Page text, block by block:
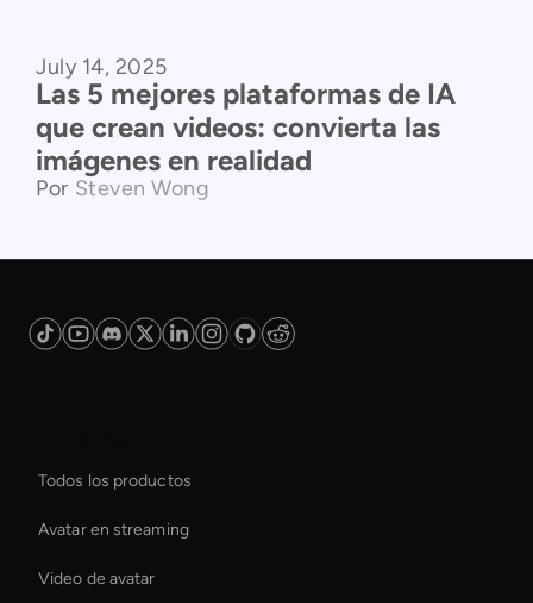
Comparación de productos
July 14, 2025
Las 5 mejores plataformas de IA
que crean videos: convierta las
imágenes en realidad
Por Steven Wong
Todos los productos
Avatar en streaming
Video de avatar